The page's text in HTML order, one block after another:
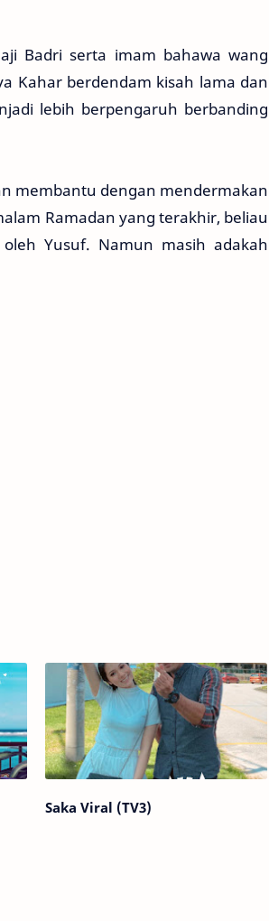
Badri serta imam bahawa wang
Kahar berdendam kisah lama dan
lebih berpengaruh berbanding
membantu dengan mendermakan
Ramadan yang terakhir, beliau
Yusuf. Namun masih adakah
Saka Viral (TV3)